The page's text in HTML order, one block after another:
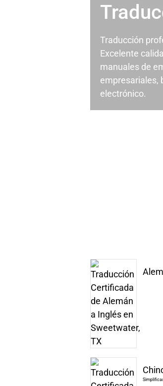
Traducción
Excelente
manuales de
empresariales,
electrónico.